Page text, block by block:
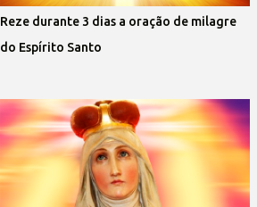
Reze durante 3 dias a oração de milagre
do Espírito Santo